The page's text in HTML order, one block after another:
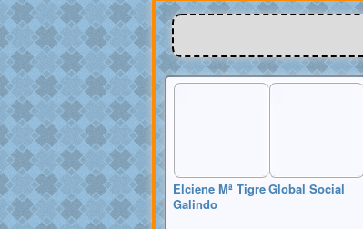
Elciene Mª Tigre
Galindo
Global Social